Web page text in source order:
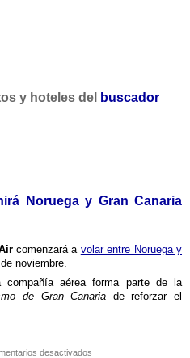
y hoteles del
buscador
Noruega y Gran Canaria
comenzará a volar entre Noruega y
noviembre.
aérea forma parte de la
de Gran Canaria de reforzar el
desactivados